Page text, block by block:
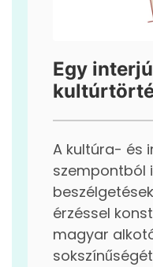
Egy
A kultúra- és
szempontból
érzéssel
magyar
sokszínűségét